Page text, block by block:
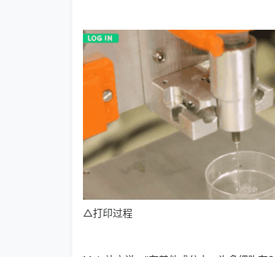
△打印过程